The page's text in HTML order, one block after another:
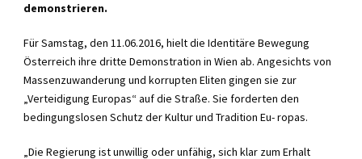
demonstrieren.
Für Samstag, den 11.06.2016, hielt die Identitäre Bewegung
Österreich ihre dritte Demonstration in Wien ab. Angesichts von
Massenzuwanderung und korrupten Eliten gingen sie zur
„Verteidigung Europas“ auf die Straße. Sie forderten den
bedingungslosen Schutz der Kultur und Tradition Eu- ropas.
„Die Regierung ist unwillig oder unfähig, sich klar zum Erhalt